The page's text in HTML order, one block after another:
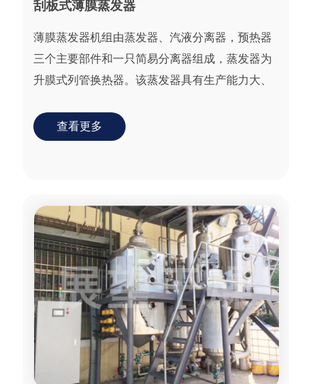
刮板式薄膜蒸发器
薄膜蒸发器机组由蒸发器、汽液分离器，预热器
三个主要部件和一只简易分离器组成，蒸发器为
升膜式列管换热器。该蒸发器具有生产能力大、
食品、化工等...
查看更多